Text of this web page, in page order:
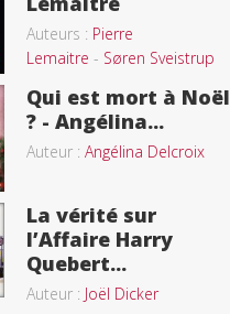
Auteurs : Pierre
Lemaitre - Søren Sveistrup
Qui est mort à Noël
? - Angélina...
Auteur : Angélina Delcroix
La vérité sur
l’Affaire Harry
Quebert...
Auteur : Joël Dicker